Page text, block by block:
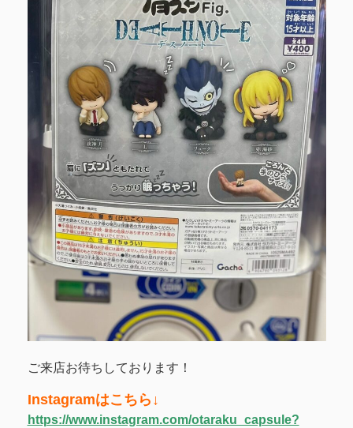
ご来店お待ちしております！
Instagramはこちら↓
https://www.instagram.com/otaraku_capsule?